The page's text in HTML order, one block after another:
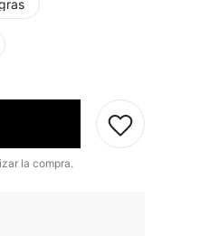
la compra.